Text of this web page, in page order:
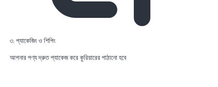
৩. প্যাকেজিং ও শিপিং
আপনার পণ্য দ্রুত প্যাকেজ করে কুরিয়ারের পাঠানো হবে